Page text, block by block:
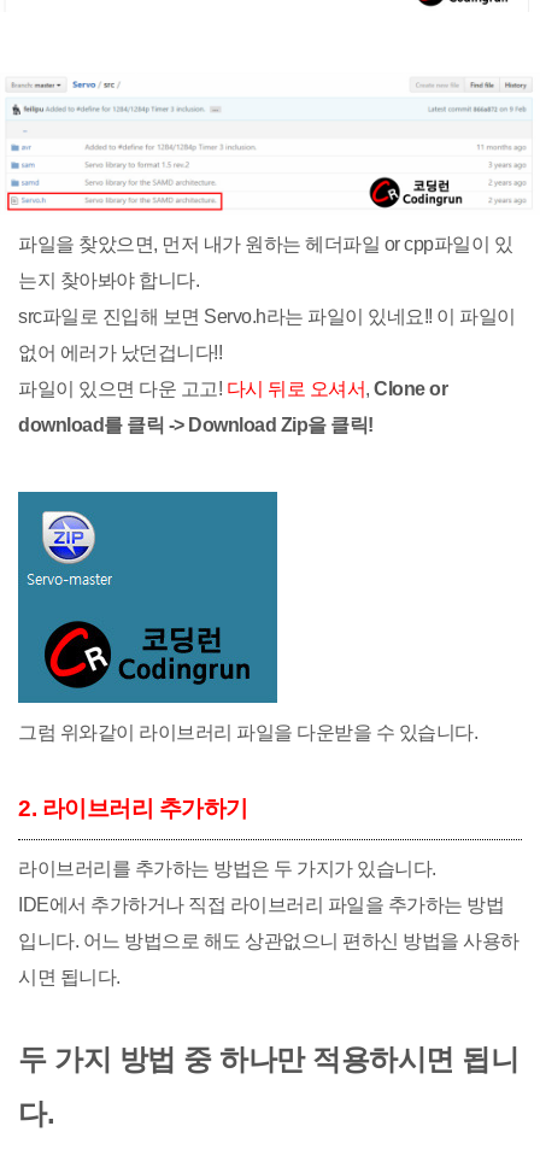
파일을 찾았으면, 먼저 내가 원하는 헤더파일 or cpp파일이 있
는지 찾아봐야 합니다.
src파일로 진입해 보면 Servo.h라는 파일이 있네요!! 이 파일이
없어 에러가 났던겁니다!!
파일이 있으면 다운 고고! 다시 뒤로 오셔서, Clone or
download를 클릭 -> Download Zip을 클릭!
그럼 위와같이 라이브러리 파일을 다운받을 수 있습니다.
2. 라이브러리 추가하기
라이브러리를 추가하는 방법은 두 가지가 있습니다.
IDE에서 추가하거나 직접 라이브러리 파일을 추가하는 방법
입니다. 어느 방법으로 해도 상관없으니 편하신 방법을 사용하
시면 됩니다.
두 가지 방법 중 하나만 적용하시면 됩니
다.